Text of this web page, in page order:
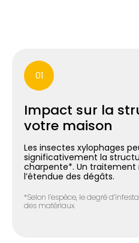
01
Impact sur la
votre maison
Les insectes xylophages
significativement la
charpente*. Un traitement
l’étendue des dégâts.
*Selon l’espèce, le degré
des matériaux.